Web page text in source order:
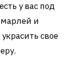
у вас под
марлей и
свое